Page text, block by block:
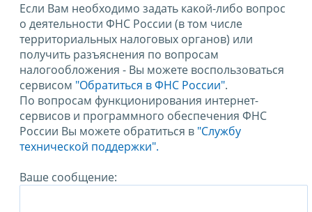
Если Вам необходимо задать какой-либо вопрос
о деятельности ФНС России (в том числе
территориальных налоговых органов) или
получить разъяснения по вопросам
налогообложения - Вы можете воспользоваться
сервисом "Обратиться в ФНС России".
По вопросам функционирования интернет-
сервисов и программного обеспечения ФНС
России Вы можете обратиться в "Службу
технической поддержки".
Ваше сообщение: